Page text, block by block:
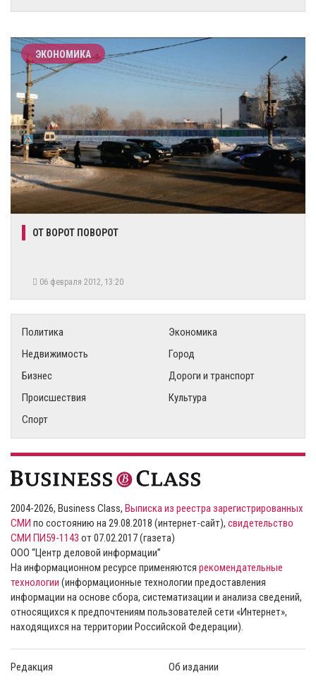
ЭКОНОМИКА
ОТ ВОРОТ ПОВОРОТ
06 февраля 2012, 13:20
Политика
Экономика
Недвижимость
Город
Бизнес
Дороги и транспорт
Происшествия
Культура
Спорт
2004-2026, Business Class, Выписка из реестра зарегистрированных
СМИ по состоянию на 29.08.2018 (интернет-сайт), свидетельство
СМИ ПИ59-1143 от 07.02.2017 (газета)
ООО “Центр деловой информации”
На информационном ресурсе применяются рекомендательные
технологии (информационные технологии предоставления
информации на основе сбора, систематизации и анализа сведений,
относящихся к предпочтениям пользователей сети «Интернет»,
находящихся на территории Российской Федерации).
Редакция Об издании